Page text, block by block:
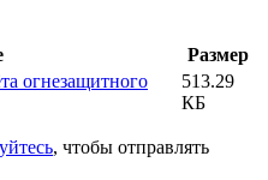
Размер
огнезащитного
513.29
КБ
, чтобы отправлять